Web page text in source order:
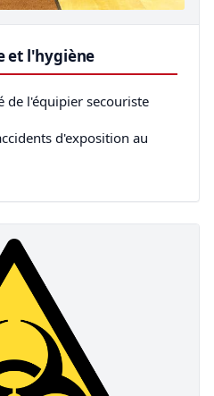
et l'hygiène
de l'équipier secouriste
d'exposition au